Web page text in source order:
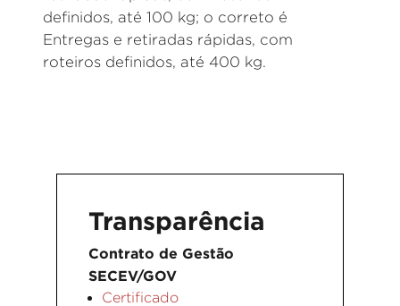
definidos, até 100 kg; o correto é
Entregas e retiradas rápidas, com
roteiros definidos, até 400 kg.
Transparência
Contrato de Gestão
SECEV/GOV
Certificado